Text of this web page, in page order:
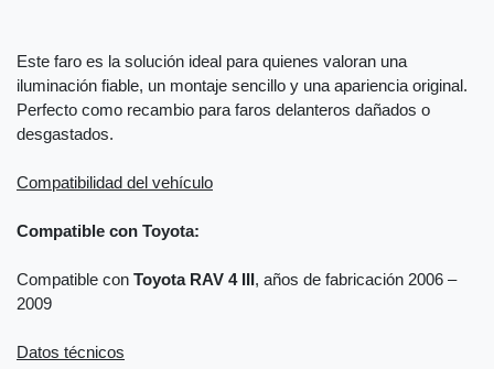
Este faro es la solución ideal para quienes valoran una
iluminación fiable, un montaje sencillo y una apariencia original.
Perfecto como recambio para faros delanteros dañados o
desgastados.
Compatibilidad del vehículo
Compatible con Toyota:
Compatible con Toyota RAV 4 III , años de fabricación 2006 –
2009
Datos técnicos